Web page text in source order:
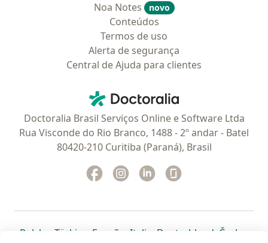
Noa Notes
novo
Conteúdos
Termos de uso
Alerta de segurança
Central de Ajuda para clientes
Doctoralia - Homepage
Doctoralia Brasil Serviços Online e Software Ltda
Rua Visconde do Rio Branco, 1488 - 2º andar - Batel
80420-210 Curitiba (Paraná), Brasil
Facebook
abre num novo separador
Instagram
abre num novo separador
Linkedin
abre num novo
Polska abre num novo separador
Türkiye abre num novo separador
España abre num novo separador
Italia abre num novo
Deutschlandabre num
Česko